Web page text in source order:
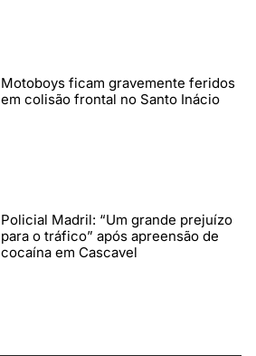
Motoboys ficam gravemente feridos
em colisão frontal no Santo Inácio
Policial Madril: “Um grande prejuízo
para o tráfico” após apreensão de
cocaína em Cascavel